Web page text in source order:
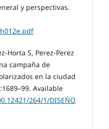
y perspectivas.
Horta S, Perez-Perez
campaña de
en la ciudad
Available
264/1/DISEÑO